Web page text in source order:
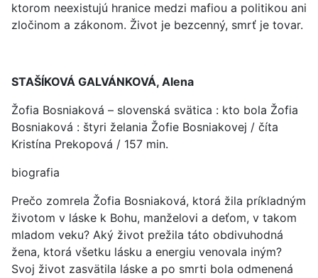
ktorom neexistujú hranice medzi mafiou a politikou ani
zločinom a zákonom. Život je bezcenný, smrť je tovar.
STAŠÍKOVÁ GALVÁNKOVÁ, Alena
Žofia Bosniaková – slovenská svätica : kto bola Žofia
Bosniaková : štyri želania Žofie Bosniakovej / číta
Kristína Prekopová / 157 min.
biografia
Prečo zomrela Žofia Bosniaková, ktorá žila príkladným
životom v láske k Bohu, manželovi a deťom, v takom
mladom veku? Aký život prežila táto obdivuhodná
žena, ktorá všetku lásku a energiu venovala iným?
Svoj život zasvätila láske a po smrti bola odmenená